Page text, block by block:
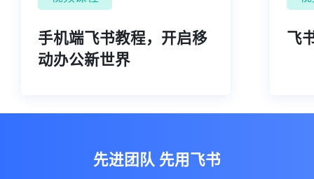
手机端飞书教程，开启移
动办公新世界
飞
先进团队 先用飞书